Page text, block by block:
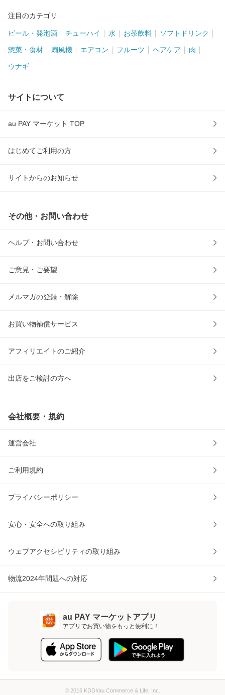
注目のカテゴリ
ビール・発泡酒 チューハイ 水 お茶飲料 ソフトドリンク
惣菜・食材 扇風機 エアコン フルーツ ヘアケア 肉
ウナギ
サイトについて
au PAY マーケット TOP
はじめてご利用の方
サイトからのお知らせ
その他・お問い合わせ
ヘルプ・お問い合わせ
ご意見・ご要望
メルマガの登録・解除
お買い物補償サービス
アフィリエイトのご紹介
出店をご検討の方へ
会社概要・規約
運営会社
ご利用規約
プライバシーポリシー
安心・安全への取り組み
ウェブアクセシビリティの取り組み
物流2024年問題への対応
au PAY マーケットアプリ
アプリでお買い物をもっと便利に！
© 2016 KDDI/au Commerce & Life, Inc.